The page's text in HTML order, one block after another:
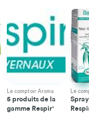
Le comptoir Aroma
5 produits de la
gamme Respir'
Le